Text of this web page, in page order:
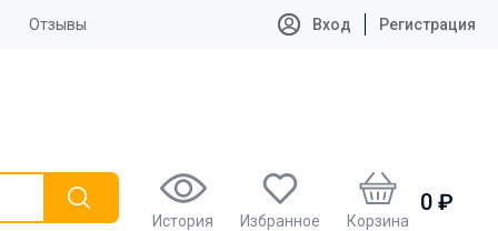
Отзывы Вход Регистрация
История Избранное Корзина
0 ₽